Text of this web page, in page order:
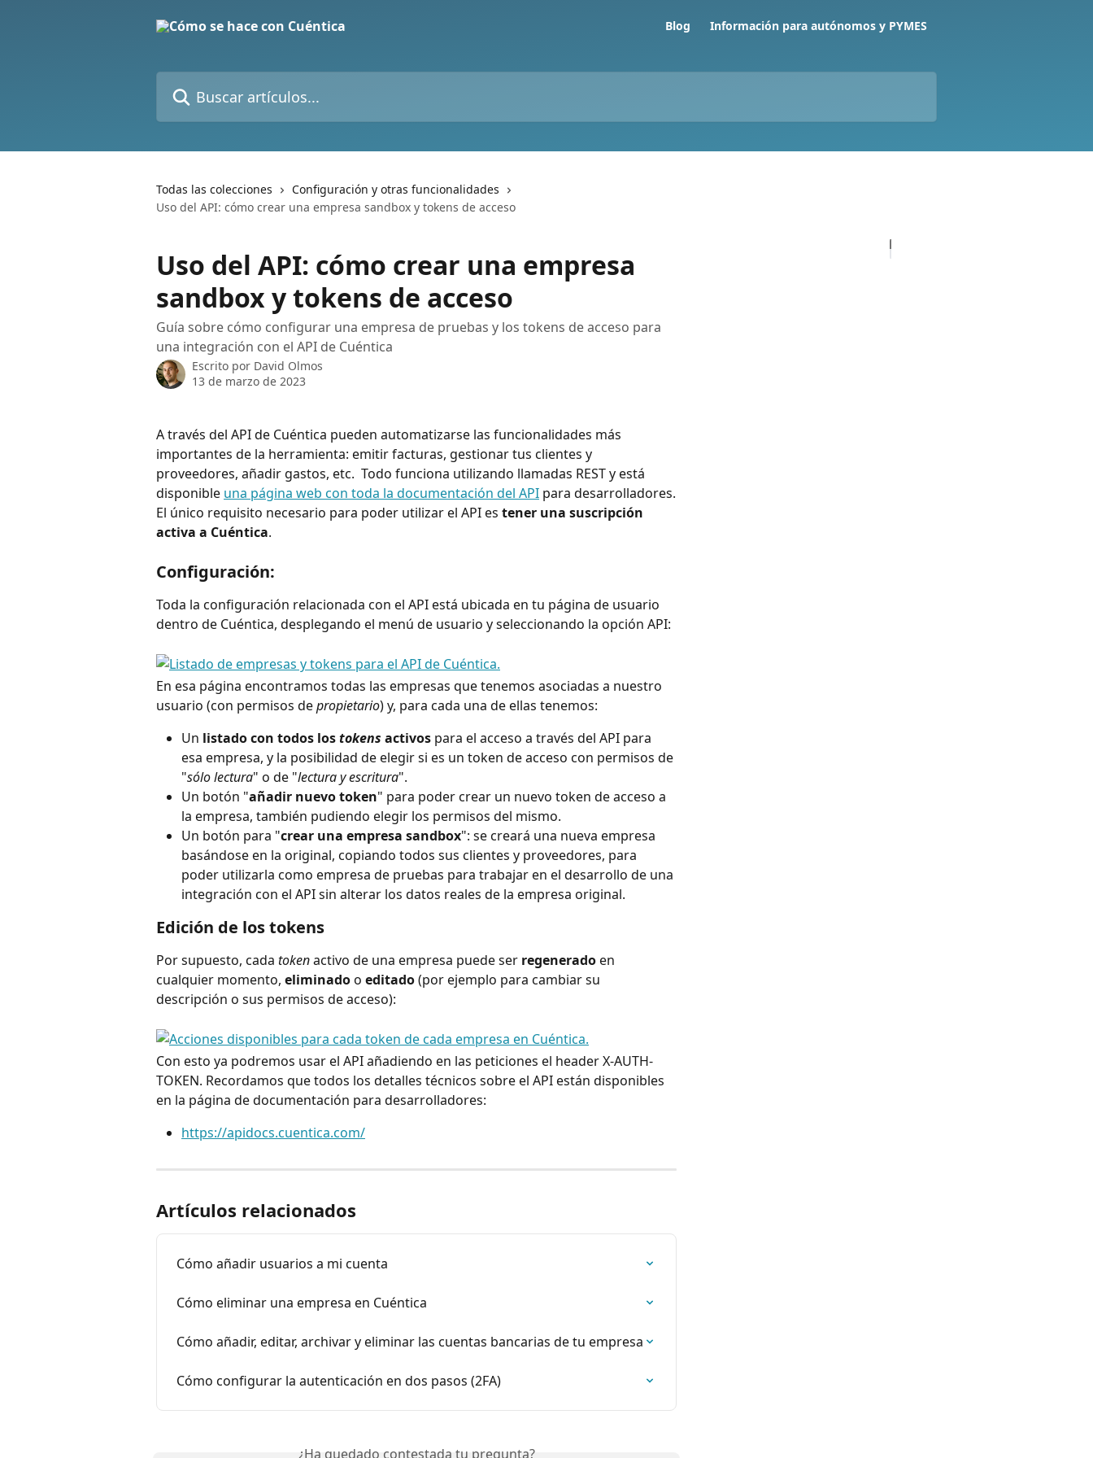
Blog Información para autónomos y PYMES
Todas las colecciones
Configuración y otras funcionalidades
Uso del API: cómo crear una empresa sandbox y tokens de acceso
Uso del API: cómo crear una empresa
sandbox y tokens de acceso
Guía sobre cómo configurar una empresa de pruebas y los tokens de acceso para
una integración con el API de Cuéntica
Escrito por David Olmos
13 de marzo de 2023
A través del API de Cuéntica pueden automatizarse las funcionalidades más
importantes de la herramienta: emitir facturas, gestionar tus clientes y
proveedores, añadir gastos, etc.  Todo funciona utilizando llamadas REST y está
disponible una página web con toda la documentación del API para desarrolladores.
El único requisito necesario para poder utilizar el API es tener una suscripción
activa a Cuéntica.
Configuración:
Toda la configuración relacionada con el API está ubicada en tu página de usuario
dentro de Cuéntica, desplegando el menú de usuario y seleccionando la opción API:
En esa página encontramos todas las empresas que tenemos asociadas a nuestro
usuario (con permisos de propietario) y, para cada una de ellas tenemos:
Un listado con todos los tokens activos para el acceso a través del API para
esa empresa, y la posibilidad de elegir si es un token de acceso con permisos de
"sólo lectura" o de "lectura y escritura".
Un botón "añadir nuevo token" para poder crear un nuevo token de acceso a
la empresa, también pudiendo elegir los permisos del mismo.
Un botón para "crear una empresa sandbox": se creará una nueva empresa
basándose en la original, copiando todos sus clientes y proveedores, para
poder utilizarla como empresa de pruebas para trabajar en el desarrollo de una
integración con el API sin alterar los datos reales de la empresa original.
Edición de los tokens
Por supuesto, cada token activo de una empresa puede ser regenerado en
cualquier momento, eliminado o editado (por ejemplo para cambiar su
descripción o sus permisos de acceso):
Con esto ya podremos usar el API añadiendo en las peticiones el header X-AUTH-
TOKEN. Recordamos que todos los detalles técnicos sobre el API están disponibles
en la página de documentación para desarrolladores:
https://apidocs.cuentica.com/
Artículos relacionados
Cómo añadir usuarios a mi cuenta
Cómo eliminar una empresa en Cuéntica
Cómo añadir, editar, archivar y eliminar las cuentas bancarias de tu empresa
Cómo configurar la autenticación en dos pasos (2FA)
¿Ha quedado contestada tu pregunta?